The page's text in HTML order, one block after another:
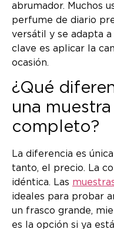
abrumador. Muchos
perfume de diario
versátil y se adapta
clave es aplicar la
ocasión.
¿Qué
una
completo?
La diferencia es
tanto, el precio. La
idéntica. Las
ideales para probar
un frasco grande,
es la opción si ya